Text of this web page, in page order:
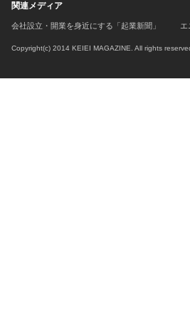
関連メディア
会社設立・開業を身近にする「起業新聞」
Copyright(c) 2014 KEIEI MAGAZINE. All rights